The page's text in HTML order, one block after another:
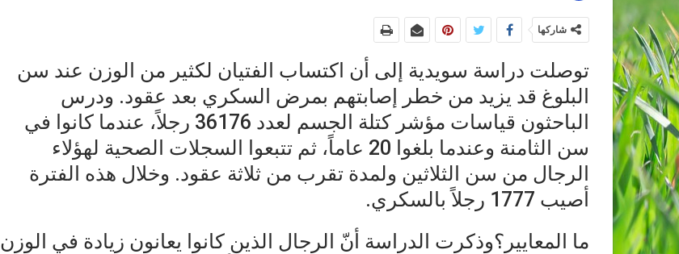
شاركها
توصلت دراسة سويدية إلى أن اكتساب الفتيان لكثير من الوزن عند سن
البلوغ قد يزيد من خطر إصابتهم بمرض السكري بعد عقود. ودرس
الباحثون قياسات مؤشر كتلة الجسم لعدد 36176 رجلاً، عندما كانوا في
سن الثامنة وعندما بلغوا 20 عاماً، ثم تتبعوا السجلات الصحية لهؤلاء
الرجال من سن الثلاثين ولمدة تقرب من ثلاثة عقود. وخلال هذه الفترة
أصيب 1777 رجلاً بالسكري.
ما المعايير؟وذكرت الدراسة أنّ الرجال الذين كانوا يعانون زيادة في الوزن